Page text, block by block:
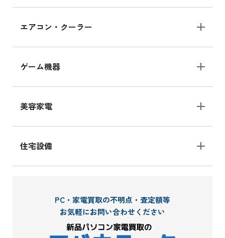
エアコン・クーラー
ゲーム機器
美容家電
住宅設備
PC・家電買取の不明点・査定額等
お気軽にお問い合わせください